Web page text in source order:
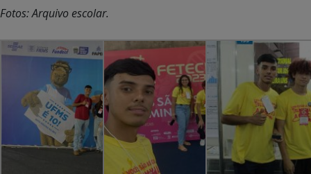
Fotos: Arquivo escolar.